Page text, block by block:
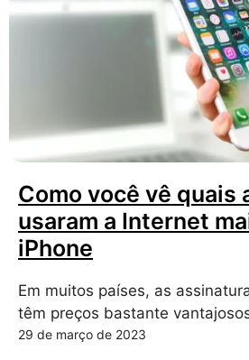
Como você vê quais
usaram a Internet
iPhone
Em muitos países, as
têm preços bastante
29 de março de 2023